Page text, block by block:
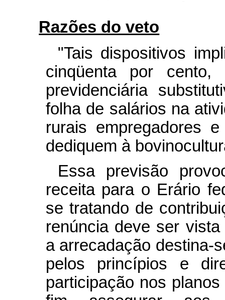
Razões do veto
"Tais dispositivos
cinqüenta por cento,
previdenciária
folha de salários na
rurais empregadores
dediquem à
Essa previsão
receita para o Erário
se tratando de
renúncia deve ser
a arrecadação destina-
pelos princípios e
participação nos